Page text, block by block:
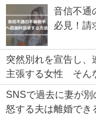
音信不通
必見！請
突然別れを宣告し、
主張する女性 そん
SNSで過去に妻が
怒する夫は離婚でき